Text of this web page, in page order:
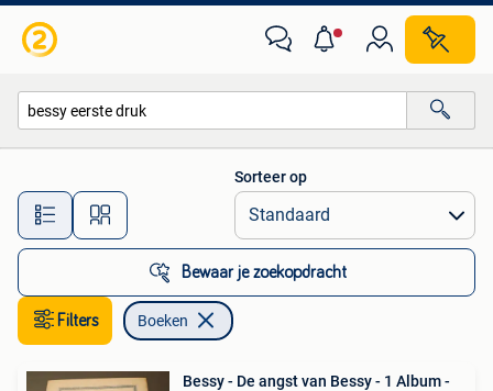
Alle afstanden…
Sorteer op
Bewaar je zoekopdracht
Filters Boeken
Bessy - De angst van Bessy - 1 Album -